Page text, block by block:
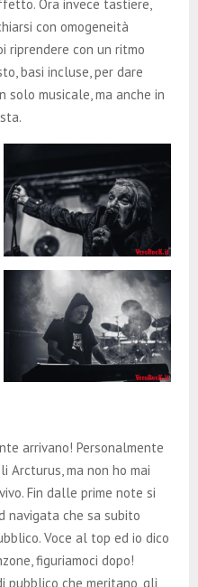
Ora invece tastiere,
con omogeneità
riprendere con un ritmo
basi incluse, per dare
musicale, ma anche in
arrivano! Personalmente
Arcturus, ma non ho mai
Fin dalle prime note si
navigata che sa subito
Voce al top ed io dico
figuriamoci dopo!
pubblico che meritano, gli